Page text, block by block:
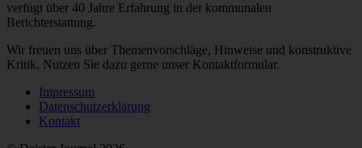
verfügt über 40 Jahre Erfahrung in der kommunalen
Berichterstattung.
Wir freuen uns über Themenvorschläge, Hinweise und konstruktive
Kritik. Nutzen Sie dazu gerne unser Kontaktformular.
Impressum
Datenschutzerklärung
Kontakt